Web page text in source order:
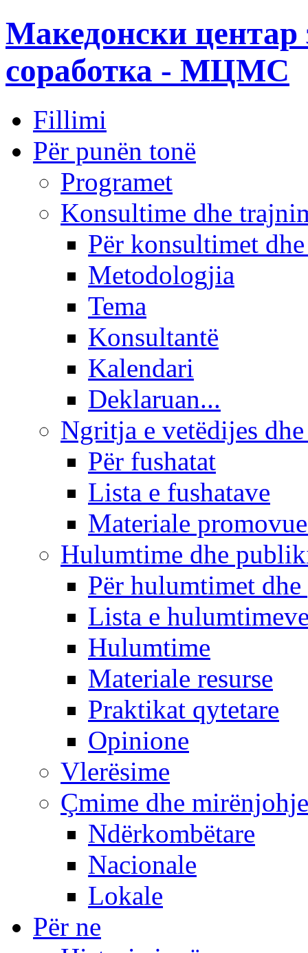
Македонски центар
соработка - МЦМС
Fillimi
Për punën tonë
Programet
Konsultime dhe
Për konsultimet
Metodologjia
Tema
Konsultantë
Kalendari
Deklaruan...
Ngritja e vetëdijes
Për fushatat
Lista e fushatave
Materiale
Hulumtime dhe
Për hulumtimet
Lista e
Hulumtime
Materiale resurse
Praktikat qytetare
Opinione
Vlerësime
Çmime dhe mirënjohje
Ndërkombëtare
Nacionale
Lokale
Për ne